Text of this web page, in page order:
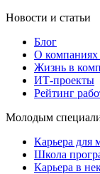
Новости и статьи
Блог
О компаниях
Жизнь в
ИТ-проекты
Рейтинг
Молодым
Карьера для
Школа
Карьера в